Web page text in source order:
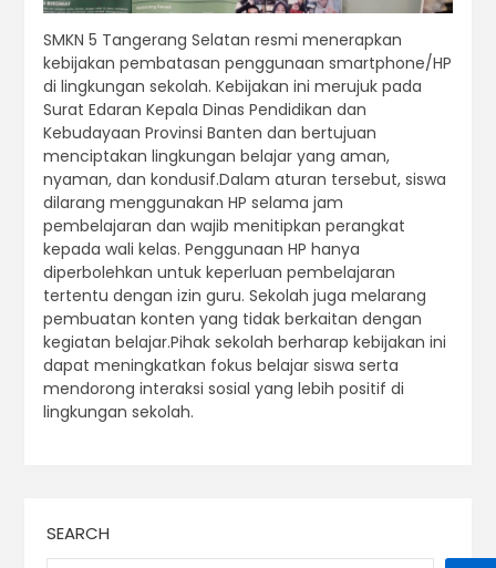
SMKN 5 Tangerang Selatan resmi menerapkan
kebijakan pembatasan penggunaan smartphone/HP
di lingkungan sekolah. Kebijakan ini merujuk pada
Surat Edaran Kepala Dinas Pendidikan dan
Kebudayaan Provinsi Banten dan bertujuan
menciptakan lingkungan belajar yang aman,
nyaman, dan kondusif.Dalam aturan tersebut, siswa
dilarang menggunakan HP selama jam
pembelajaran dan wajib menitipkan perangkat
kepada wali kelas. Penggunaan HP hanya
diperbolehkan untuk keperluan pembelajaran
tertentu dengan izin guru. Sekolah juga melarang
pembuatan konten yang tidak berkaitan dengan
kegiatan belajar.Pihak sekolah berharap kebijakan ini
dapat meningkatkan fokus belajar siswa serta
mendorong interaksi sosial yang lebih positif di
lingkungan sekolah.
SEARCH